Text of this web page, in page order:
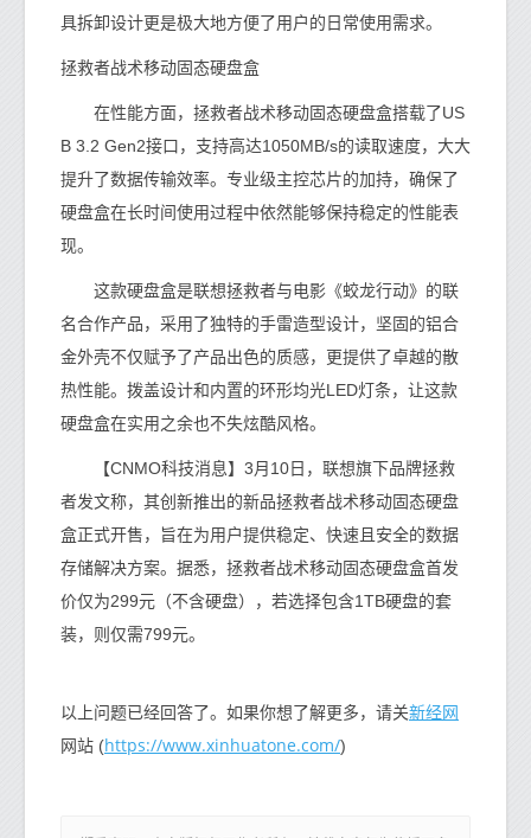
具拆卸设计更是极大地方便了用户的日常使用需求。
拯救者战术移动固态硬盘盒
在性能方面，拯救者战术移动固态硬盘盒搭载了US
B 3.2 Gen2接口，支持高达1050MB/s的读取速度，大大
提升了数据传输效率。专业级主控芯片的加持，确保了
硬盘盒在长时间使用过程中依然能够保持稳定的性能表
现。
这款硬盘盒是联想拯救者与电影《蛟龙行动》的联
名合作产品，采用了独特的手雷造型设计，坚固的铝合
金外壳不仅赋予了产品出色的质感，更提供了卓越的散
热性能。拨盖设计和内置的环形均光LED灯条，让这款
硬盘盒在实用之余也不失炫酷风格。
【CNMO科技消息】3月10日，联想旗下品牌拯救
者发文称，其创新推出的新品拯救者战术移动固态硬盘
盒正式开售，旨在为用户提供稳定、快速且安全的数据
存储解决方案。据悉，拯救者战术移动固态硬盘盒首发
价仅为299元（不含硬盘），若选择包含1TB硬盘的套
装，则仅需799元。
以上问题已经回答了。如果你想了解更多，请关新经网
网站 (https://www.xinhuatone.com/)